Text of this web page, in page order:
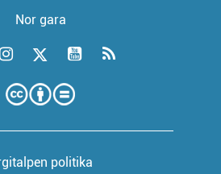
Nor gara
politika